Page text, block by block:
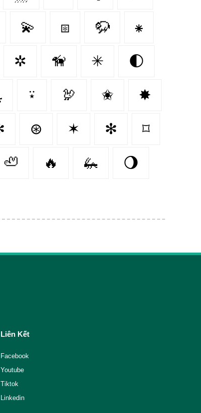
💫 ⧆ 🦬 ⁕
✲ 🦮 ✳ 🌓
⍣ 🦃 ✬ ✸
⊛ ✶ ✻ ⌑
🦥 🔥 🦗 🌖
Liên Kết
Facebook
Youtube
Tiktok
Linkedin